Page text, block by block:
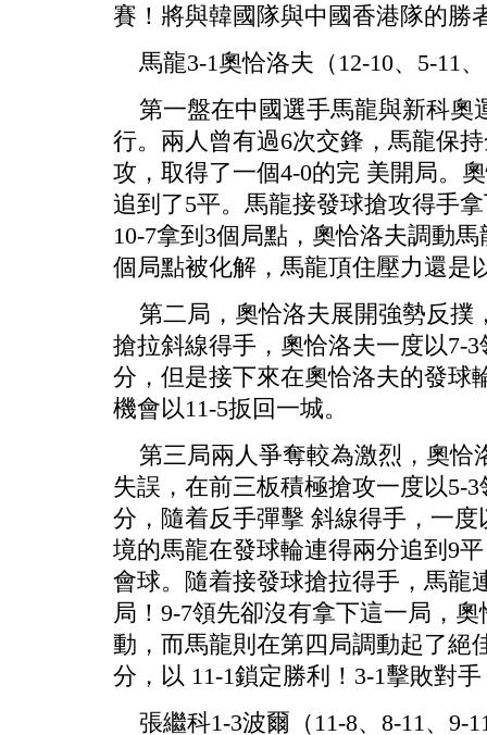
賽！將與韓國隊與中國香港隊的勝
馬龍3-1奧恰洛夫（12-10、5-11、
第一盤在中國選手馬龍與新科奧
行。兩人曾有過6次交鋒，馬龍保
攻，取得了一個4-0的完 美開局。
追到了5平。馬龍接發球搶攻得手
10-7拿到3個局點，奧恰洛夫調動
個局點被化解，馬龍頂住壓力還是
第二局，奧恰洛夫展開強勢反撲
搶拉斜線得手，奧恰洛夫一度以7-
分，但是接下來在奧恰洛夫的發球
機會以11-5扳回一城。
第三局兩人爭奪較為激烈，奧恰
失誤，在前三板積極搶攻一度以5-
分，隨着反手彈擊 斜線得手，一
境的馬龍在發球輪連得兩分追到9
會球。隨着接發球搶拉得手，馬龍
局！9-7領先卻沒有拿下這一局，
動，而馬龍則在第四局調動起了絕
分，以 11-1鎖定勝利！3-1擊敗對
張繼科1-3波爾（11-8、8-11、9-